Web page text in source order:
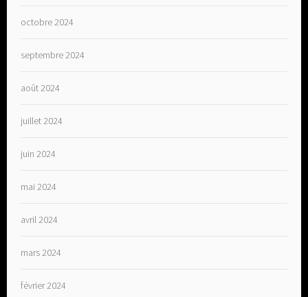
octobre 2024
septembre 2024
août 2024
juillet 2024
juin 2024
mai 2024
avril 2024
mars 2024
février 2024